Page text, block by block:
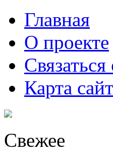
Главная
О проекте
Карта
Свежее